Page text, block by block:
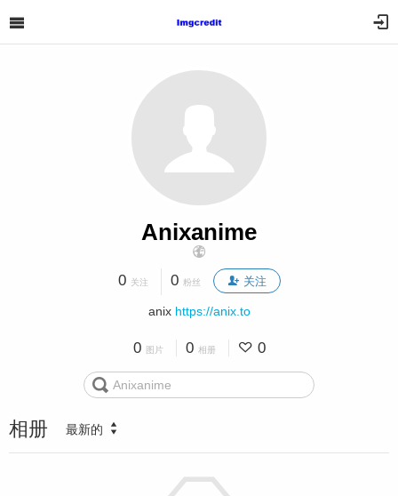
Anixanime
0 关注 0 粉丝 关注
anix https://anix.to
0 图片 0 相册 0
相册 最新的